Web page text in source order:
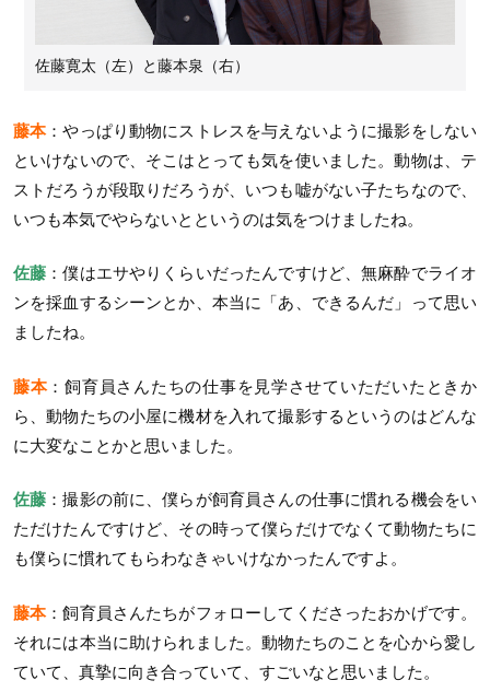
佐藤寛太（左）と藤本泉（右）
藤本：やっぱり動物にストレスを与えないように撮影をしない
といけないので、そこはとっても気を使いました。動物は、テ
ストだろうが段取りだろうが、いつも嘘がない子たちなので、
いつも本気でやらないとというのは気をつけましたね。
佐藤 ：僕はエサやりくらいだったんですけど、無麻酔でライオ
ンを採血するシーンとか、本当に「あ、できるんだ」って思い
ましたね。
藤本：飼育員さんたちの仕事を見学させていただいたときか
ら、動物たちの小屋に機材を入れて撮影するというのはどんな
に大変なことかと思いました。
佐藤 ：撮影の前に、僕らが飼育員さんの仕事に慣れる機会をい
ただけたんですけど、その時って僕らだけでなくて動物たちに
も僕らに慣れてもらわなきゃいけなかったんですよ。
藤本：飼育員さんたちがフォローしてくださったおかげです。
それには本当に助けられました。動物たちのことを心から愛し
ていて、真摯に向き合っていて、すごいなと思いました。